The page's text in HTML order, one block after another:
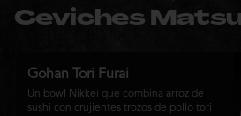
logrando una experiencia intensa,
equilibrada y auténticamente nikkei.
Ceviches
Gohan Tori Furai
Un bowl Nikkei que combina arroz de
sushi con crujientes trozos de pollo tori